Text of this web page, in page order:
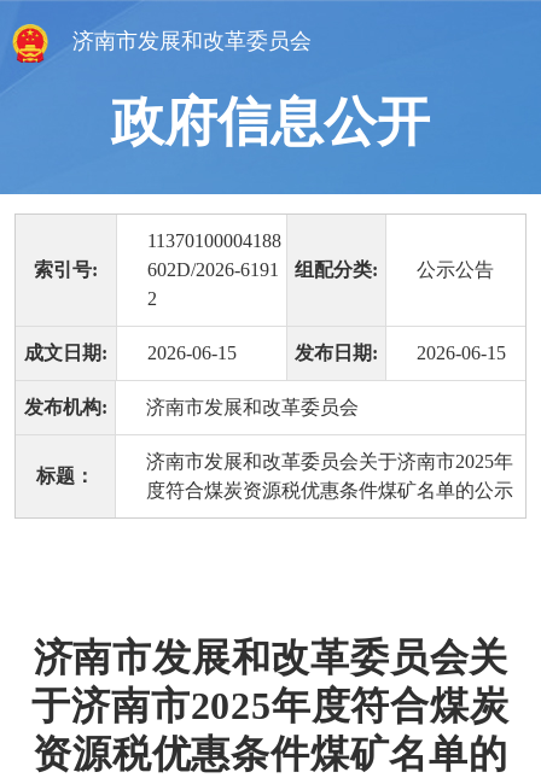
济南市发展和改革委员会
政府信息公开
索引号:
11370100004188
602D/2026-6191
2
组配分类: 公示公告
成文日期: 2026-06-15 发布日期: 2026-06-15
发布机构: 济南市发展和改革委员会
标题：
济南市发展和改革委员会关于济南市2025年
度符合煤炭资源税优惠条件煤矿名单的公示
济南市发展和改革委员会关
于济南市2025年度符合煤炭
资源税优惠条件煤矿名单的